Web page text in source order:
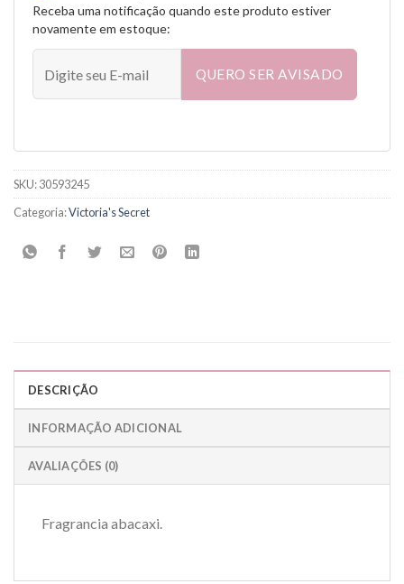
Receba uma notificação quando este produto estiver
novamente em estoque:
QUERO SER AVISADO
SKU:30593245
Categoria:Victoria's Secret
DESCRIÇÃO
INFORMAÇÃO ADICIONAL
AVALIAÇÕES (0)
Fragrancia abacaxi.